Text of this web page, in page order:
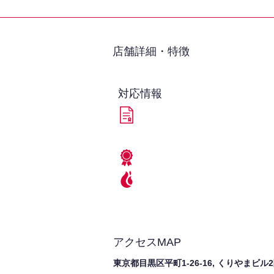
​店舗詳細・特徴
対応情報
アクセスMAP
東京都目黒区平町1-26-16, くりやまビル